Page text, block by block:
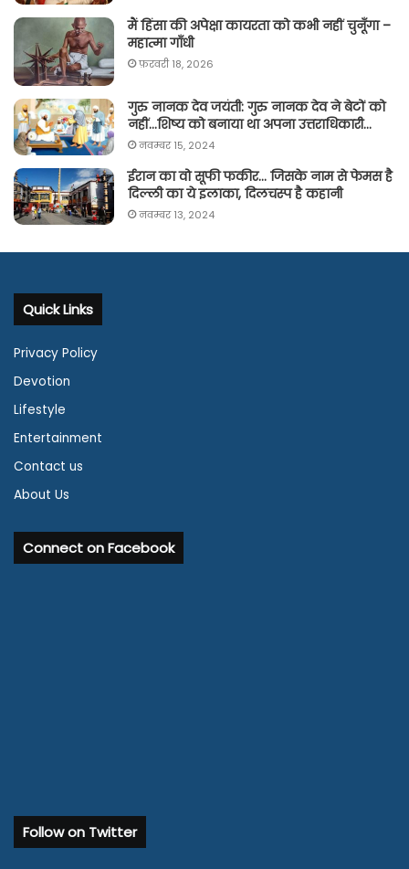
मैं हिंसा की अपेक्षा कायरता को कभी नहीं चुनूँगा –
महात्मा गाँधी
फ़रवरी 18, 2026
गुरु नानक देव जयंती: गुरु नानक देव ने बेटों को
नहीं…शिष्य को बनाया था अपना उत्तराधिकारी…
नवम्बर 15, 2024
ईरान का वो सूफी फकीर… जिसके नाम से फेमस है
दिल्ली का ये इलाका, दिलचस्प है कहानी
नवम्बर 13, 2024
Quick Links
Privacy Policy
Devotion
Lifestyle
Entertainment
Contact us
About Us
Connect on Facebook
Follow on Twitter